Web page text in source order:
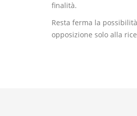
finalità.
Resta ferma la
opposizione solo alla